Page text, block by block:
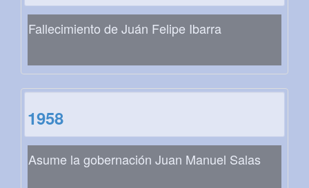
Fallecimiento de Juán Felipe Ibarra
1958
Asume la gobernación Juan Manuel Salas